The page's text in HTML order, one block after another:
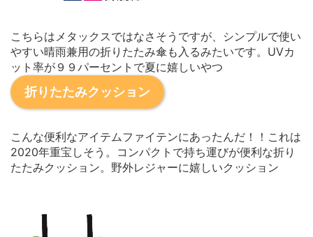
こちらはメタックスではなさそうですが、シンプルで使い
やすい晴雨兼用の折りたたみ傘も入るみたいです。UVカ
ット率が９９パーセントで夏に嬉しいやつ
折りたたみクッション
こんな便利なアイテムファイテンにあったんだ！！これは
2020年重宝しそう。コンパクトで持ち運びが便利な折り
たたみクッション。野外レジャーに嬉しいクッション